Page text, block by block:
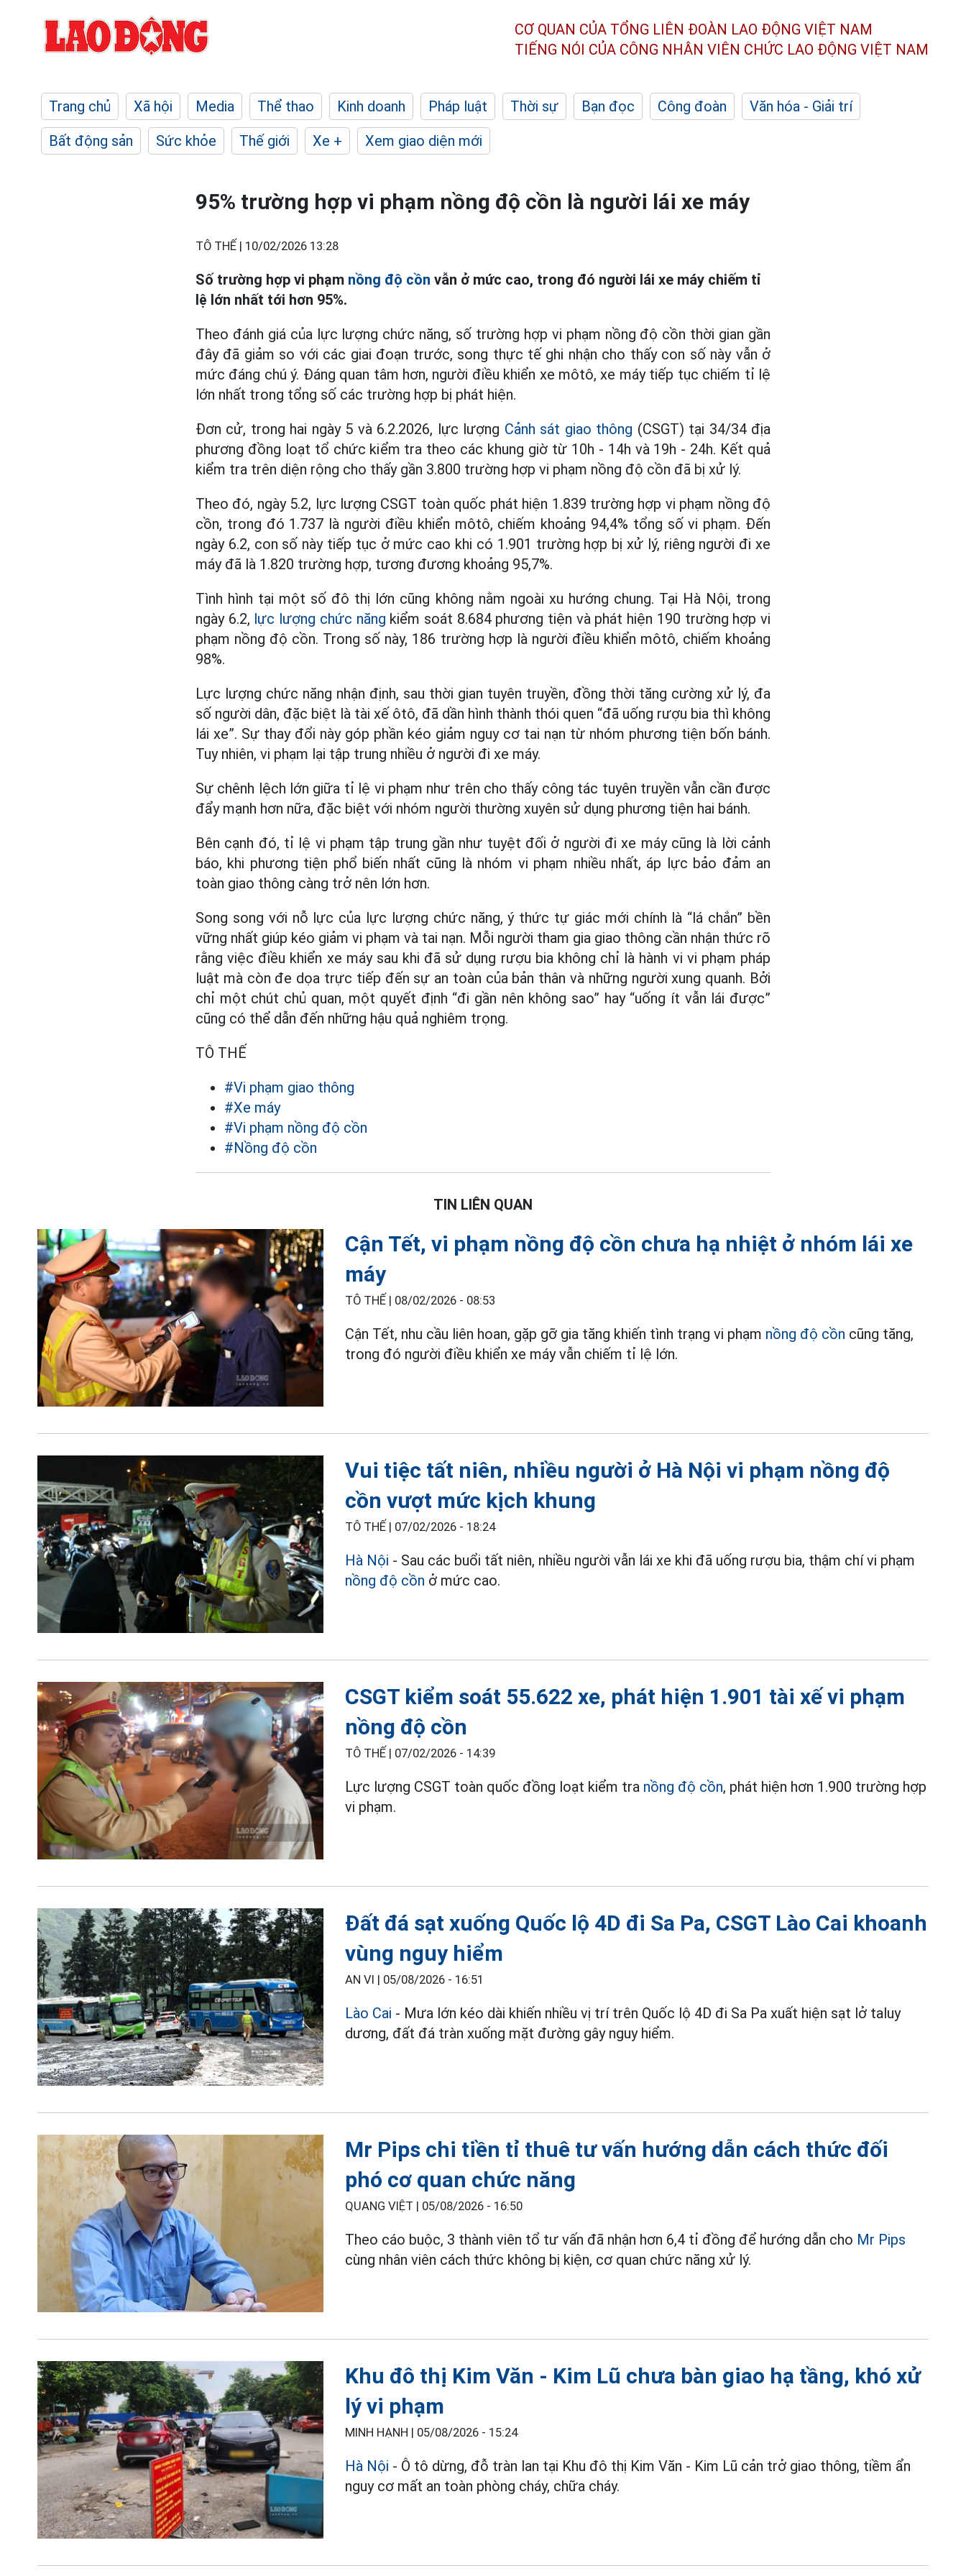
CƠ QUAN CỦA TỔNG LIÊN ĐOÀN LAO ĐỘNG VIỆT NAM
TIẾNG NÓI CỦA CÔNG NHÂN VIÊN CHỨC LAO ĐỘNG VIỆT NAM
Trang chủ Xã hội Media Thể thao Kinh doanh Pháp luật Thời sự Bạn đọc Công đoàn
Văn hóa - Giải trí
Bất động sản
Sức khỏe Thế giới Xe + Xem giao diện mới
95% trường hợp vi phạm nồng độ cồn là người lái xe máy
TÔ THẾ | 10/02/2026 13:28
Số trường hợp vi phạm nồng độ cồn vẫn ở mức cao, trong đó người lái xe máy chiếm tỉ
lệ lớn nhất tới hơn 95%.
Theo đánh giá của lực lượng chức năng, số trường hợp vi phạm nồng độ cồn thời gian gần
đây đã giảm so với các giai đoạn trước, song thực tế ghi nhận cho thấy con số này vẫn ở
mức đáng chú ý. Đáng quan tâm hơn, người điều khiển xe môtô, xe máy tiếp tục chiếm tỉ lệ
lớn nhất trong tổng số các trường hợp bị phát hiện.
Đơn cử, trong hai ngày 5 và 6.2.2026, lực lượng Cảnh sát giao thông (CSGT) tại 34/34 địa
phương đồng loạt tổ chức kiểm tra theo các khung giờ từ 10h - 14h và 19h - 24h. Kết quả
kiểm tra trên diện rộng cho thấy gần 3.800 trường hợp vi phạm nồng độ cồn đã bị xử lý.
Theo đó, ngày 5.2, lực lượng CSGT toàn quốc phát hiện 1.839 trường hợp vi phạm nồng độ
cồn, trong đó 1.737 là người điều khiển môtô, chiếm khoảng 94,4% tổng số vi phạm. Đến
ngày 6.2, con số này tiếp tục ở mức cao khi có 1.901 trường hợp bị xử lý, riêng người đi xe
máy đã là 1.820 trường hợp, tương đương khoảng 95,7%.
Tình hình tại một số đô thị lớn cũng không nằm ngoài xu hướng chung. Tại Hà Nội, trong
ngày 6.2, lực lượng chức năng kiểm soát 8.684 phương tiện và phát hiện 190 trường hợp vi
phạm nồng độ cồn. Trong số này, 186 trường hợp là người điều khiển môtô, chiếm khoảng
98%.
Lực lượng chức năng nhận định, sau thời gian tuyên truyền, đồng thời tăng cường xử lý, đa
số người dân, đặc biệt là tài xế ôtô, đã dần hình thành thói quen “đã uống rượu bia thì không
lái xe”. Sự thay đổi này góp phần kéo giảm nguy cơ tai nạn từ nhóm phương tiện bốn bánh.
Tuy nhiên, vi phạm lại tập trung nhiều ở người đi xe máy.
Sự chênh lệch lớn giữa tỉ lệ vi phạm như trên cho thấy công tác tuyên truyền vẫn cần được
đẩy mạnh hơn nữa, đặc biệt với nhóm người thường xuyên sử dụng phương tiện hai bánh.
Bên cạnh đó, tỉ lệ vi phạm tập trung gần như tuyệt đối ở người đi xe máy cũng là lời cảnh
báo, khi phương tiện phổ biến nhất cũng là nhóm vi phạm nhiều nhất, áp lực bảo đảm an
toàn giao thông càng trở nên lớn hơn.
Song song với nỗ lực của lực lượng chức năng, ý thức tự giác mới chính là “lá chắn” bền
vững nhất giúp kéo giảm vi phạm và tai nạn. Mỗi người tham gia giao thông cần nhận thức rõ
rằng việc điều khiển xe máy sau khi đã sử dụng rượu bia không chỉ là hành vi vi phạm pháp
luật mà còn đe dọa trực tiếp đến sự an toàn của bản thân và những người xung quanh. Bởi
chỉ một chút chủ quan, một quyết định “đi gần nên không sao” hay “uống ít vẫn lái được”
cũng có thể dẫn đến những hậu quả nghiêm trọng.
TÔ THẾ
#Vi phạm giao thông
#Xe máy
#Vi phạm nồng độ cồn
#Nồng độ cồn
TIN LIÊN QUAN
Cận Tết, vi phạm nồng độ cồn chưa hạ nhiệt ở nhóm lái xe
máy
TÔ THẾ | 08/02/2026 - 08:53
Cận Tết, nhu cầu liên hoan, gặp gỡ gia tăng khiến tình trạng vi phạm nồng độ cồn cũng tăng,
trong đó người điều khiển xe máy vẫn chiếm tỉ lệ lớn.
Vui tiệc tất niên, nhiều người ở Hà Nội vi phạm nồng độ
cồn vượt mức kịch khung
TÔ THẾ | 07/02/2026 - 18:24
Hà Nội - Sau các buổi tất niên, nhiều người vẫn lái xe khi đã uống rượu bia, thậm chí vi phạm
nồng độ cồn ở mức cao.
CSGT kiểm soát 55.622 xe, phát hiện 1.901 tài xế vi phạm
nồng độ cồn
TÔ THẾ | 07/02/2026 - 14:39
Lực lượng CSGT toàn quốc đồng loạt kiểm tra nồng độ cồn, phát hiện hơn 1.900 trường hợp
vi phạm.
Đất đá sạt xuống Quốc lộ 4D đi Sa Pa, CSGT Lào Cai khoanh
vùng nguy hiểm
AN VI | 05/08/2026 - 16:51
Lào Cai - Mưa lớn kéo dài khiến nhiều vị trí trên Quốc lộ 4D đi Sa Pa xuất hiện sạt lở taluy
dương, đất đá tràn xuống mặt đường gây nguy hiểm.
Mr Pips chi tiền tỉ thuê tư vấn hướng dẫn cách thức đối
phó cơ quan chức năng
QUANG VIỆT | 05/08/2026 - 16:50
Theo cáo buộc, 3 thành viên tổ tư vấn đã nhận hơn 6,4 tỉ đồng để hướng dẫn cho Mr Pips
cùng nhân viên cách thức không bị kiện, cơ quan chức năng xử lý.
Khu đô thị Kim Văn - Kim Lũ chưa bàn giao hạ tầng, khó xử
lý vi phạm
MINH HẠNH | 05/08/2026 - 15:24
Hà Nội - Ô tô dừng, đỗ tràn lan tại Khu đô thị Kim Văn - Kim Lũ cản trở giao thông, tiềm ẩn
nguy cơ mất an toàn phòng cháy, chữa cháy.